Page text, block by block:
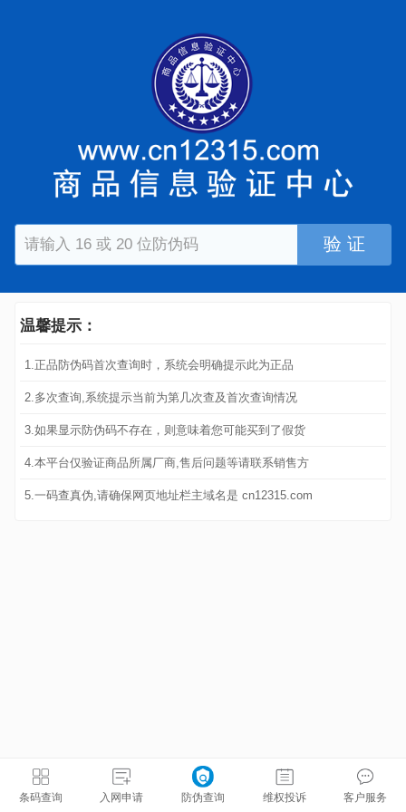
验 证
温馨提示：
1.正品防伪码首次查询时，系统会明确提示此为正品
2.多次查询,系统提示当前为第几次查及首次查询情况
3.如果显示防伪码不存在，则意味着您可能买到了假货
4.本平台仅验证商品所属厂商,售后问题等请联系销售方
5.一码查真伪,请确保网页地址栏主域名是 cn12315.com
条码查询 入网申请 防伪查询 维权投诉 客户服务